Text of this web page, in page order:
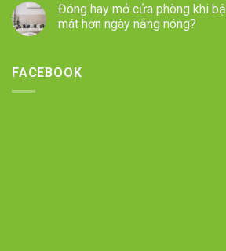
Đóng hay mở cửa phòng khi
mát hơn ngày nắng nóng?
FACEBOOK